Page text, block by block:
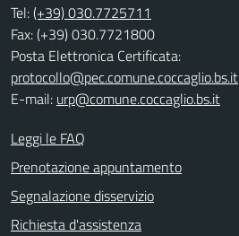
Tel:(+39) 030.7725711
Fax: (+39) 030.7721800
Posta Elettronica Certificata:
protocollo@pec.comune.coccaglio.bs.it
E-mail: urp@comune.coccaglio.bs.it
Leggi le FAQ
Prenotazione appuntamento
Segnalazione disservizio
Richiesta d'assistenza